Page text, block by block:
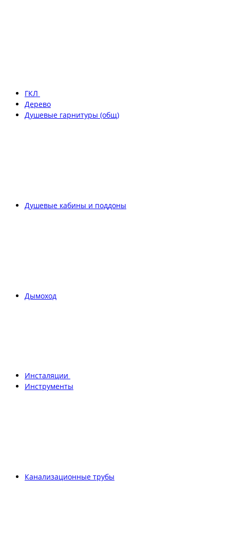
ГКЛ
Дерево
Душевые гарнитуры (общ)
Душевые кабины и поддоны
Дымоход
Инсталяции
Инструменты
Канализационные трубы